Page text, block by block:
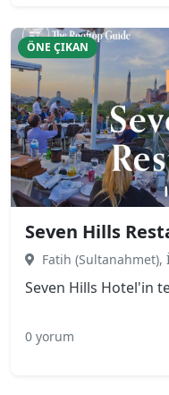
ÖNE ÇIKAN
Seven Hills
Fatih (Sultanahmet),
0 yorum